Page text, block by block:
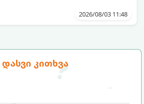
დასვი კითხვა
2026/08/03 11:48